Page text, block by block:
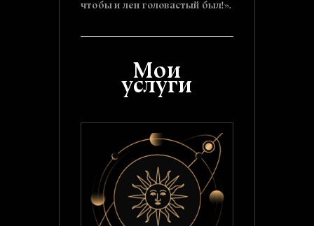
чтобы и лен головастый был!».
Мои
услуги